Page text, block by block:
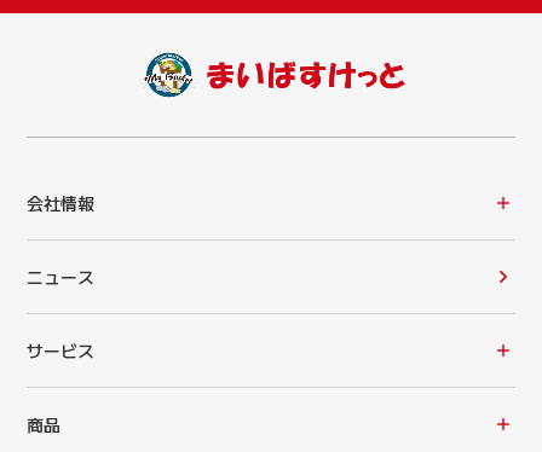
会社情報
ニュース
サービス
商品